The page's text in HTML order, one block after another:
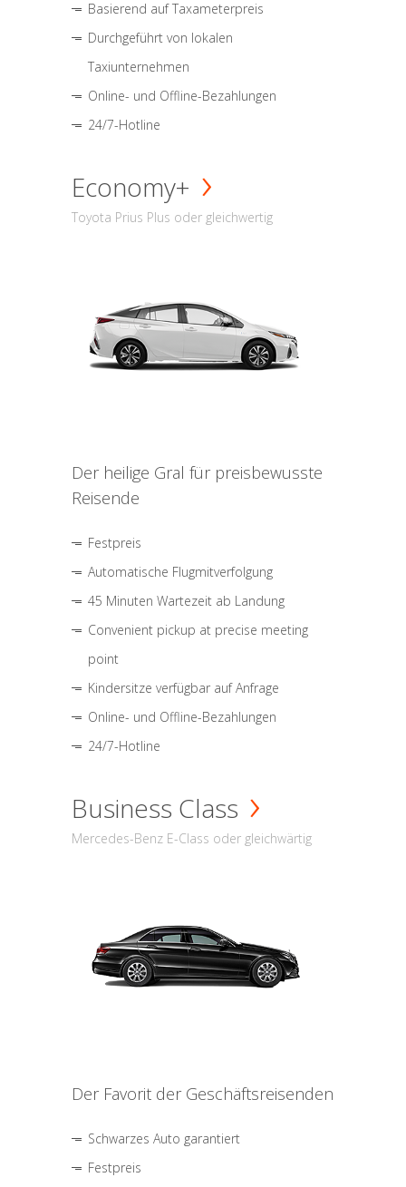
Basierend auf Taxameterpreis
Durchgeführt von lokalen
Taxiunternehmen
Online- und Offline-Bezahlungen
24/7-Hotline
Economy+
Toyota Prius Plus oder gleichwertig
Der heilige Gral für preisbewusste
Reisende
Festpreis
Automatische Flugmitverfolgung
45 Minuten Wartezeit ab Landung
Convenient pickup at precise meeting
point
Kindersitze verfügbar auf Anfrage
Online- und Offline-Bezahlungen
24/7-Hotline
Business Class
Mercedes-Benz E-Class oder gleichwärtig
Der Favorit der Geschäftsreisenden
Schwarzes Auto garantiert
Festpreis